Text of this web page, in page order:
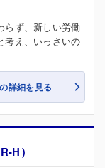
ず、新しい労働
考え、いっさいの
詳細を見る
H）